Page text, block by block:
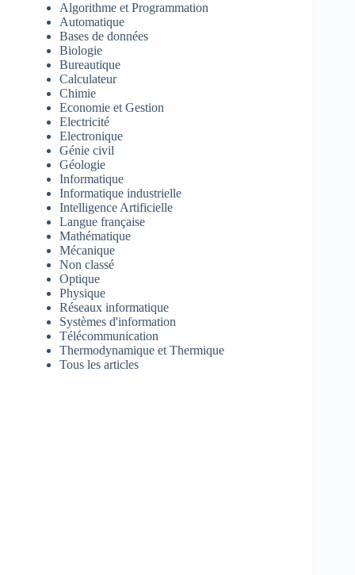
Algorithme et Programmation
Automatique
Bases de données
Biologie
Bureautique
Calculateur
Chimie
Economie et Gestion
Electricité
Electronique
Génie civil
Géologie
Informatique
Informatique industrielle
Intelligence Artificielle
Langue française
Mathématique
Mécanique
Non classé
Optique
Physique
Réseaux informatique
Systèmes d'information
Télécommunication
Thermodynamique et Thermique
Tous les articles